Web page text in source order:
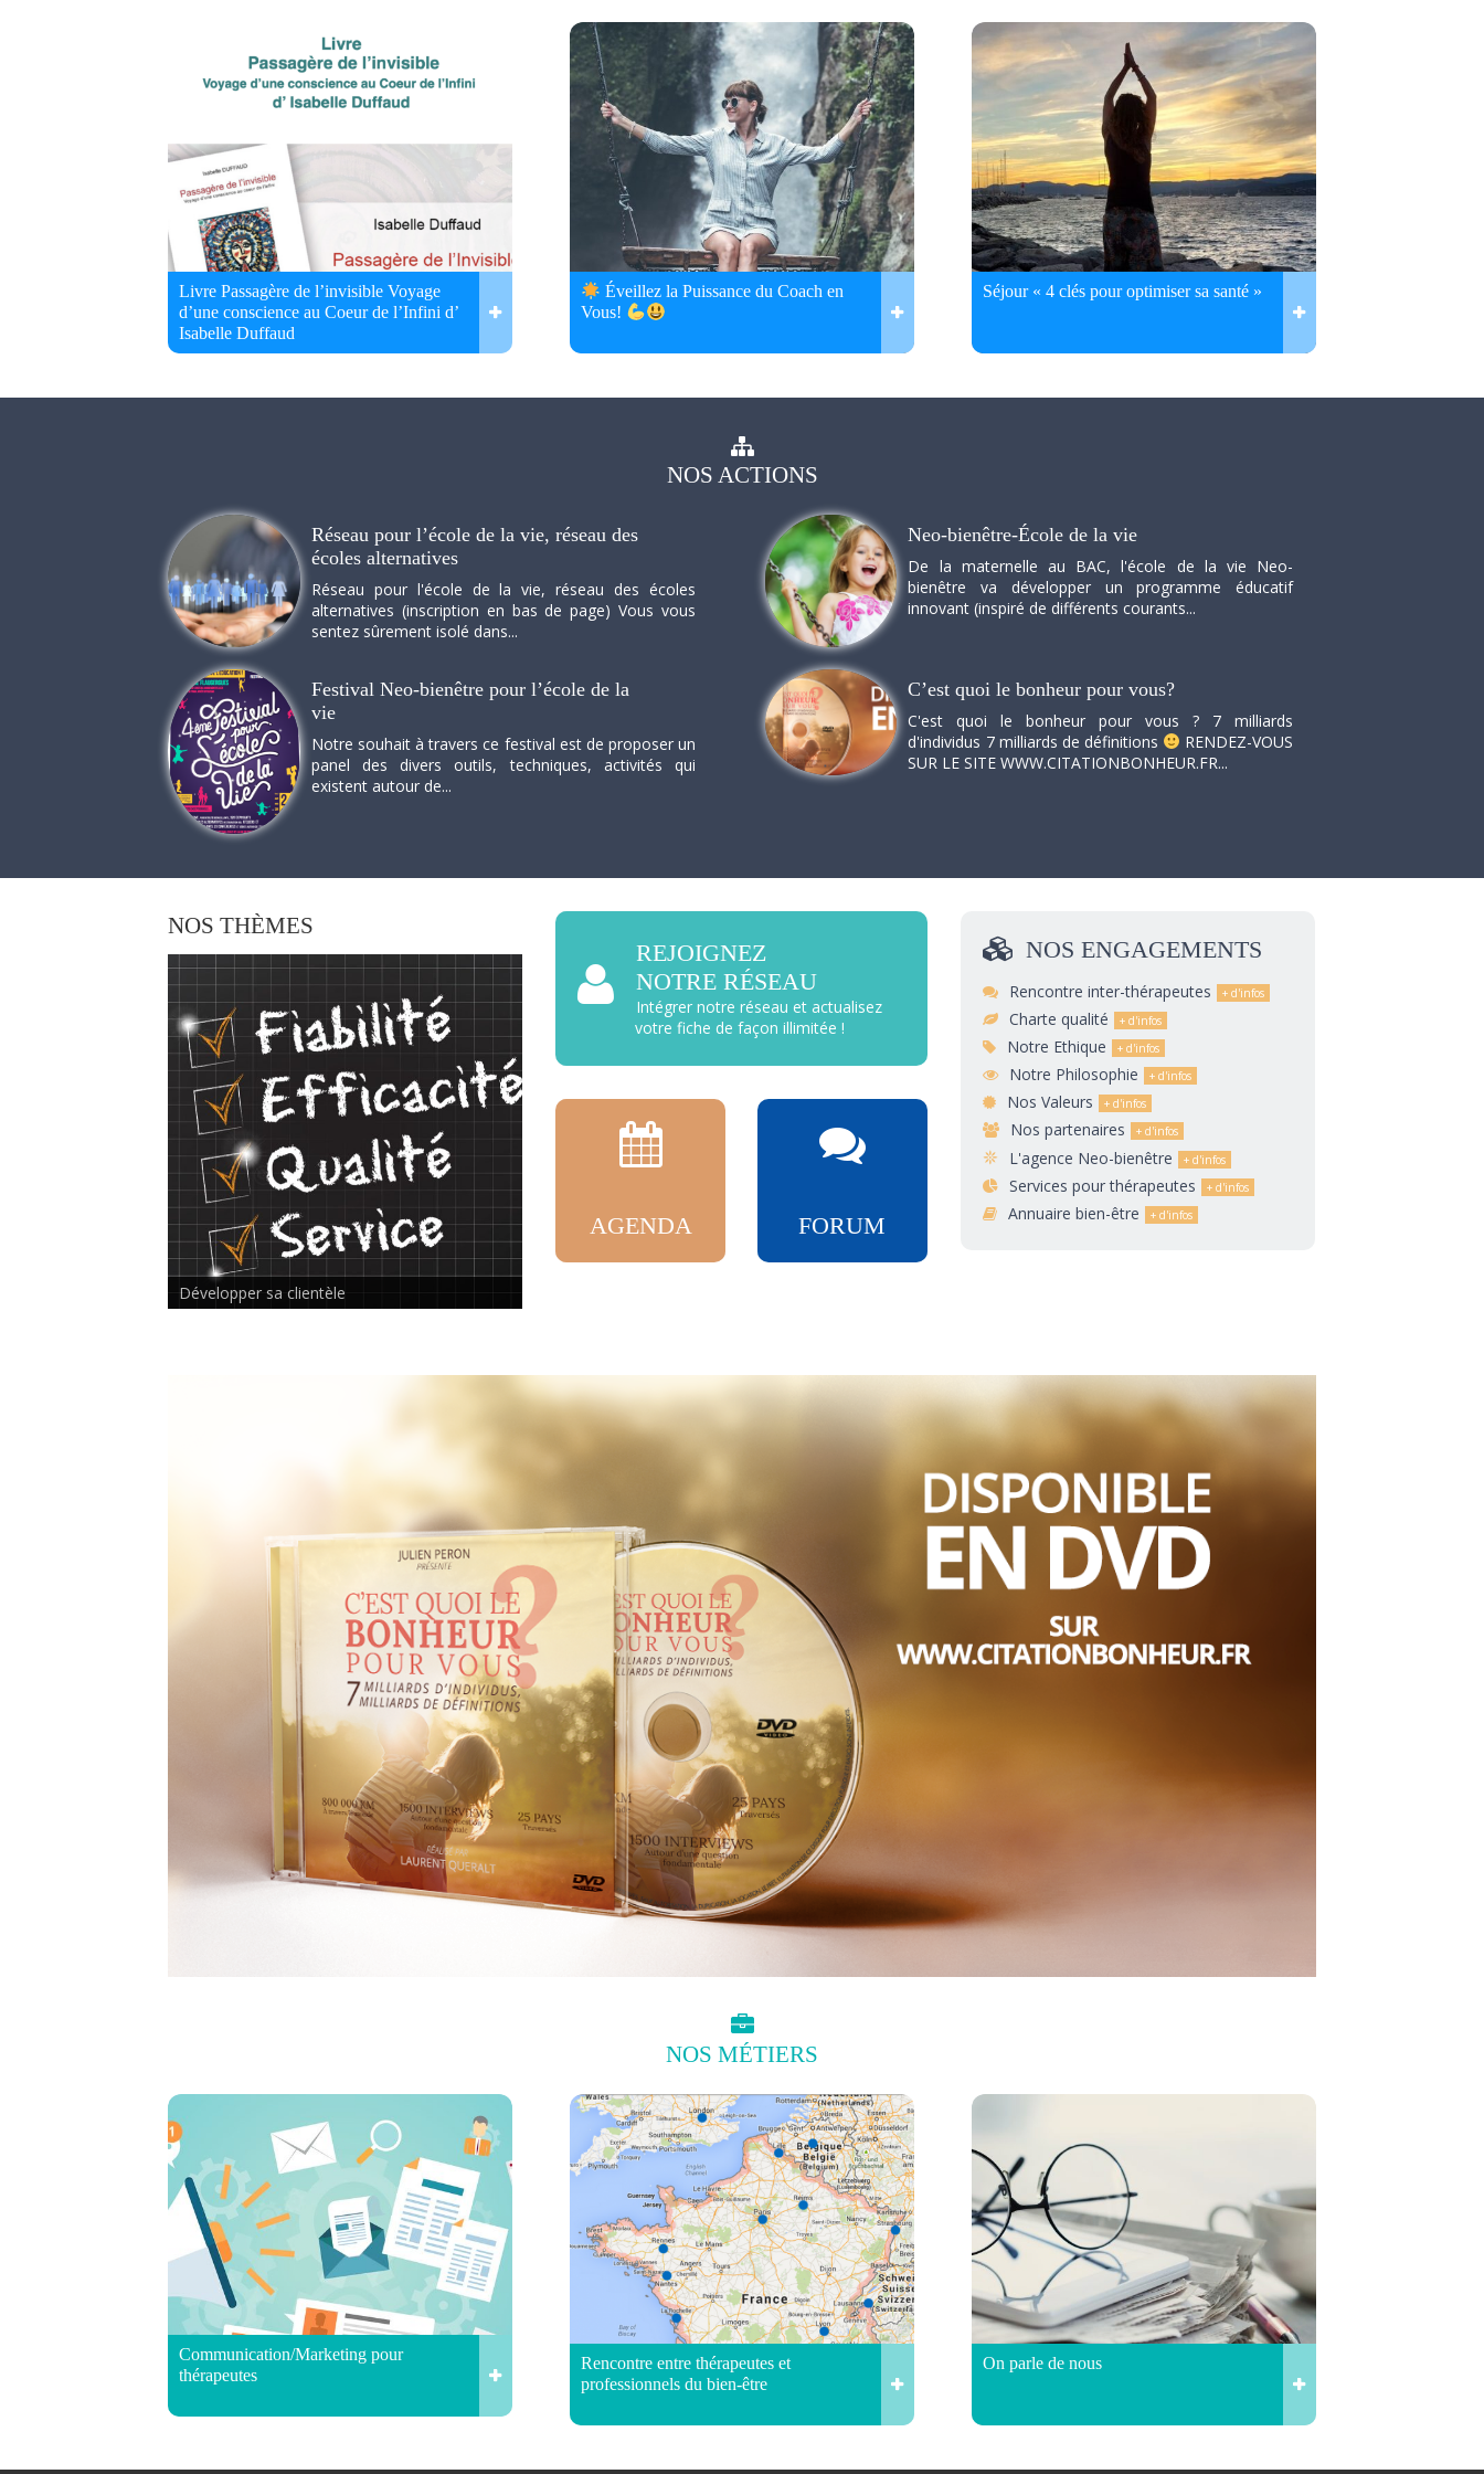
Livre Passagère de l’invisible Voyage
d’une conscience au Coeur de l’Infini d’
Isabelle Duffaud
Éveillez la Puissance du Coach en
Vous!
Séjour « 4 clés pour optimiser sa santé »
NOS ACTIONS
Réseau pour l’école de la vie, réseau des
écoles alternatives
Réseau pour l'école de la vie, réseau des écoles
alternatives (inscription en bas de page) Vous vous
sentez sûrement isolé dans...
Neo-bienêtre-École de la vie
De la maternelle au BAC, l'école de la vie Neo-
bienêtre va développer un programme éducatif
innovant (inspiré de différents courants...
Festival Neo-bienêtre pour l’école de la
vie
Notre souhait à travers ce festival est de proposer un
panel des divers outils, techniques, activités qui
existent autour de...
C’est quoi le bonheur pour vous?
C'est quoi le bonheur pour vous ? 7 milliards
d'individus 7 milliards de définitions
RENDEZ-VOUS
SUR LE SITE WWW.CITATIONBONHEUR.FR...
NOS THÈMES
Rencontre inter-thérapeutes
REJOIGNEZ
NOTRE RÉSEAU
Intégrer notre réseau et actualisez
votre fiche de façon illimitée !
AGENDA FORUM
NOS ENGAGEMENTS
Rencontre inter-thérapeutes
Charte qualité
Notre Ethique
Notre Philosophie
Nos Valeurs
Nos partenaires
L'agence Neo-bienêtre
Services pour thérapeutes
Annuaire bien-être
NOS MÉTIERS
Communication/Marketing pour
thérapeutes
Rencontre entre thérapeutes et
professionnels du bien-être
On parle de nous